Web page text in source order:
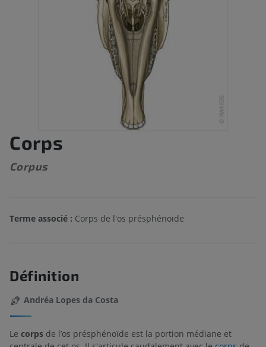
Corps
Corpus
Terme associé : Corps de l'os présphénoïde
Définition
Andréa Lopes da Costa
Le corps de l’os présphénoïde est la portion médiane et